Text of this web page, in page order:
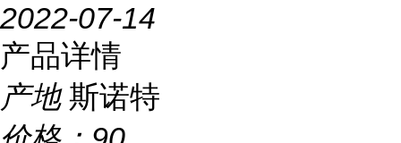
2022-07-14
产品详情
产地 斯诺特